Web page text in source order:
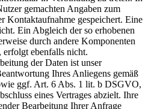
gemachten Angaben zum
Kontaktaufnahme gespeichert. Eine
Ein Abgleich der so erhobenen
durch andere Komponenten
erfolgt ebenfalls nicht.
der Daten ist unser
Ihres Anliegens gemäß
ggf. Art. 6 Abs. 1 lit. b DSGVO,
eines Vertrages abzielt. Ihre
Bearbeitung Ihrer Anfrage